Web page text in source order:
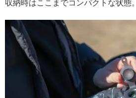
収納時はここまでコンパクトな状態。